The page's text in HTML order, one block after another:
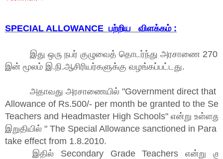
SPECIAL ALLOWANCE பற்றிய விளக்கம் :
இது ஒரு நபர் குழுவைத் தொடர்ந்து அரசாணை 270
இன் மூலம் இ.நி.ஆசிரியர்களுக்கு வழங்கப்பட்டது.
அதாவது அரசாணையில் "Government direct that
Allowance of Rs.500/- per month be granted to the
Teachers and Headmaster High Schools" என்று
இறுதியில் " The Special Allowance sanctioned in Para
take effect from 1.8.2010.
இதில் Secondary Grade Teachers என்று